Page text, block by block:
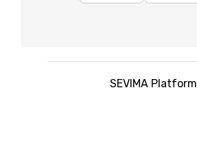
SEVIMA Platform